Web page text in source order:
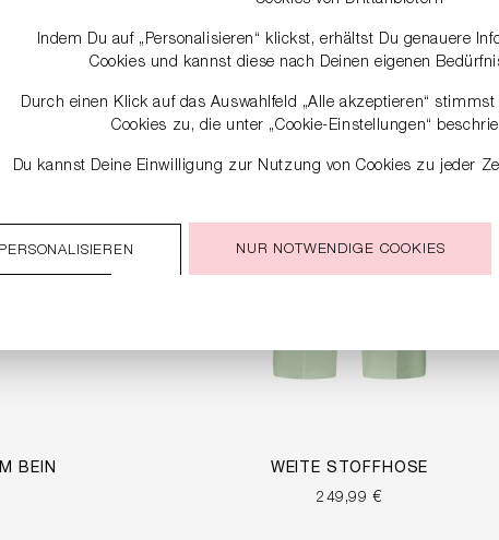
BEIN
WEITE STOFFHOSE
249,99 €
Indem Du auf „Personalisieren“ klickst, erhältst Du genauere
Cookies und kannst diese nach Deinen eigenen
Durch einen Klick auf das Auswahlfeld „Alle akzeptieren“
Cookies zu, die unter „Cookie-Einstellungen“
Du kannst Deine Einwilligung zur Nutzung von Cookies zu jeder
PERSONALISIEREN NUR NOTWENDIGE COOKIES